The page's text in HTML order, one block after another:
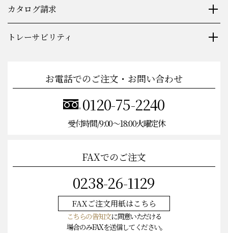
カタログ請求
トレーサビリティ
お電話でのご注文・お問い合わせ
0120-75-2240
受付時間/9:00〜18:00火曜定休
FAXでのご注文
0238-26-1129
FAXご注文用紙はこちら
こちらの告知文に同意いただける
場合のみFAXを送信してください。